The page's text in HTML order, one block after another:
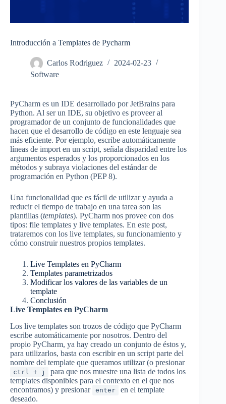
Introducción a Templates de Pycharm
Carlos Rodriguez
2024-02-23
Software
PyCharm es un IDE desarrollado por JetBrains para
Python. Al ser un IDE, su objetivo es proveer al
programador de un conjunto de funcionalidades que
hacen que el desarrollo de código en este lenguaje sea
más eficiente. Por ejemplo, escribe automáticamente
líneas de import en un script, señala disparidad entre los
argumentos esperados y los proporcionados en los
métodos y subraya violaciones del estándar de
programación en Python (PEP 8).
Una funcionalidad que es fácil de utilizar y ayuda a
reducir el tiempo de trabajo en una tarea son las
plantillas (templates). PyCharm nos provee con dos
tipos: file templates y live templates. En este post,
trataremos con los live templates, su funcionamiento y
cómo construir nuestros propios templates.
Live Templates en PyCharm
Templates parametrizados
Modificar los valores de las variables de un
template
Conclusión
Live Templates en PyCharm
Los live templates son trozos de código que PyCharm
escribe automáticamente por nosotros. Dentro del
propio PyCharm, ya hay creado un conjunto de éstos y,
para utilizarlos, basta con escribir en un script parte del
nombre del template que queramos utilizar (o presionar
ctrl + j
para que nos muestre una lista de todos los
templates disponibles para el contexto en el que nos
encontramos) y presionar enter
en el template
deseado.